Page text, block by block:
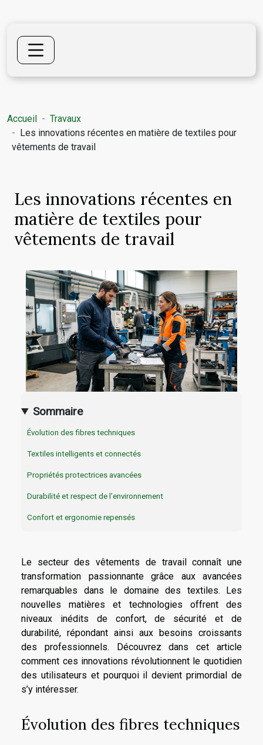
Accueil
Travaux
Les innovations récentes en matière de textiles pour
vêtements de travail
Les innovations récentes en
matière de textiles pour
vêtements de travail
Sommaire
Évolution des fibres techniques
Textiles intelligents et connectés
Propriétés protectrices avancées
Durabilité et respect de l’environnement
Confort et ergonomie repensés
Le secteur des vêtements de travail connaît une
transformation passionnante grâce aux avancées
remarquables dans le domaine des textiles. Les
nouvelles matières et technologies offrent des
niveaux inédits de confort, de sécurité et de
durabilité, répondant ainsi aux besoins croissants
des professionnels. Découvrez dans cet article
comment ces innovations révolutionnent le quotidien
des utilisateurs et pourquoi il devient primordial de
s’y intéresser.
Évolution des fibres techniques